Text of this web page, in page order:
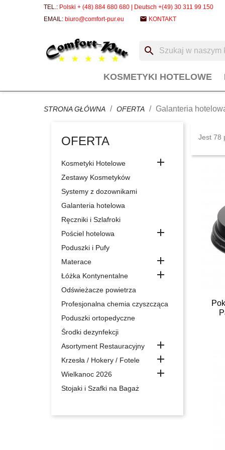
TEL.: Polski + (48) 884 680 680 | Deutsch +(49) 30 311 99 150
EMAIL: biuro@comfort-pur.eu email KONTAKT
search
KOSMETYKI HOTELOWE
STRONA GŁÓWNA OFERTA Galanteria
OFERTA
Kosmetyki Hotelowe 
Zestawy Kosmetyków
Systemy z dozownikami
Galanteria hotelowa
Ręczniki i Szlafroki
Pościel hotelowa

Poduszki i Pufy
Materace

Łóżka Kontynentalne 
Odświeżacze powietrza
Profesjonalna chemia czyszcząca
Poduszki ortopedyczne
Środki dezynfekcji
Asortyment Restauracyjny

Krzesła / Hokery / Fotele 
Wielkanoc 2026 
Stojaki i Szafki na Bagaż
Jest 78